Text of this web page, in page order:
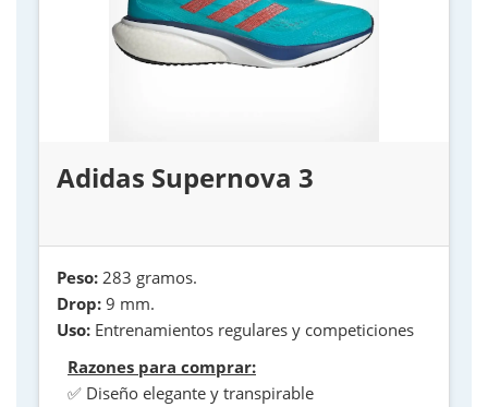
Adidas Supernova 3
Peso: 283 gramos.
Drop: 9 mm.
Uso: Entrenamientos regulares y competiciones
Razones para comprar:
✅ Diseño elegante y transpirable